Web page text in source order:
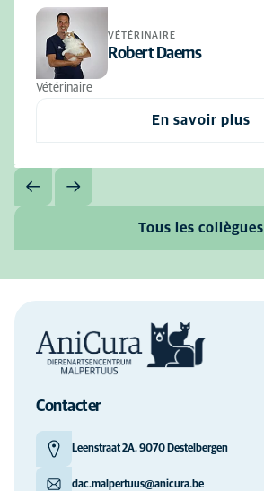
VÉTÉRINAIRE
Robert Daems
Vétérinaire
En savoir plus
Tous les collègues
Contacter
Leenstraat 2A, 9070 Destelbergen
dac.malpertuus@anicura.be